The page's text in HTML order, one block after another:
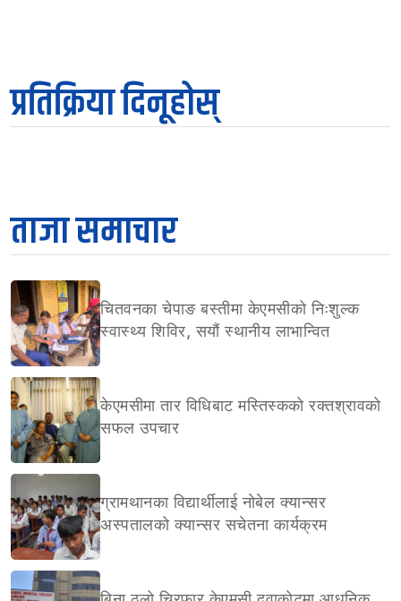
प्रतिक्रिया दिनूहोस्
ताजा समाचार
चितवनका चेपाङ बस्तीमा केएमसीको निःशुल्क
स्वास्थ्य शिविर, सयौं स्थानीय लाभान्वित
केएमसीमा तार विधिबाट मस्तिस्कको रक्तश्रावको
सफल उपचार
ग्रामथानका विद्यार्थीलाई नोबेल क्यान्सर
अस्पतालको क्यान्सर सचेतना कार्यक्रम